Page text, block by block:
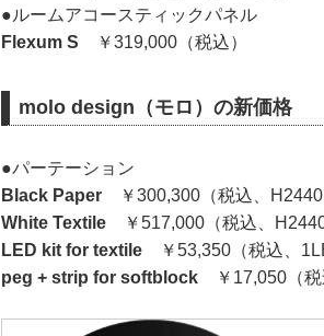
●ルームアコースティックパネル
Flexum S ￥319,000（税込）
molo design（モロ）の新価格
●パーテーション
Black Paper ￥300,300（税込、
White Textile ￥517,000（税込、
LED kit for textile ￥53,350（税込、
peg + strip for softblock ￥17,050（税